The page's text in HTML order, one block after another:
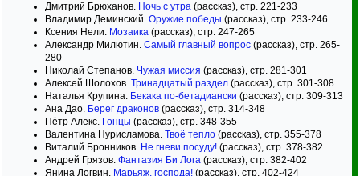
Дмитрий Брюханов. Ночь с утра (рассказ), стр. 221-233
Владимир Деминский. Оружие победы (рассказ), стр. 233-246
Ксения Нели. Мозаика (рассказ), стр. 247-265
Александр Милютин. Самый главный вопрос (рассказ), стр. 265-
280
Николай Степанов. Чужая миссия (рассказ), стр. 281-301
Алексей Шолохов. Тринадцатый раздел (рассказ), стр. 301-308
Наталья Крупина. Бекака по-бетадиански (рассказ), стр. 309-313
Ана Дао. Берег драконов (рассказ), стр. 314-348
Пётр Алекс. Гонцы (рассказ), стр. 348-355
Валентина Нурисламова. Твоё тепло (рассказ), стр. 355-378
Виталий Бронников. Не гневи посуду! (рассказ), стр. 378-382
Андрей Грязов. Фантазия Би Лога (рассказ), стр. 382-402
Янина Логвин. Марьяж, господа! (рассказ), стр. 402-424